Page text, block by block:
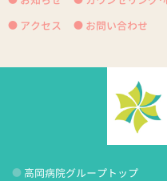
アクセス
お問い合わせ
高岡病院グループトップ